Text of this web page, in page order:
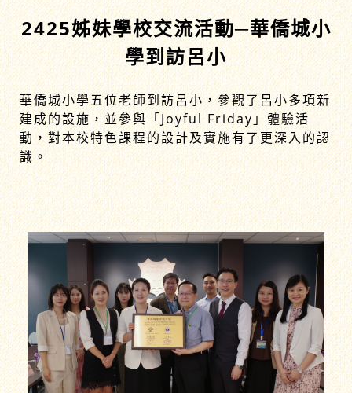
2425姊妹學校交流活動─華僑城小
學到訪呂小
華僑城小學五位老師到訪呂小，參觀了呂小多項新
建成的設施，並參與「Joyful Friday」體驗活
動，對本校特色課程的設計及實施有了更深入的認
識。